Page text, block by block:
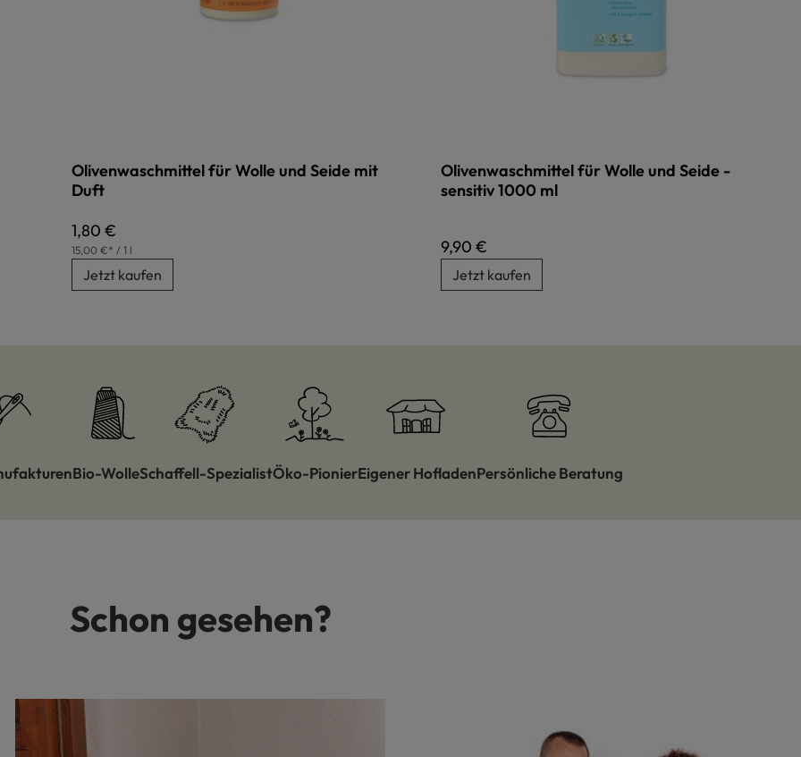
Olivenwaschmittel für Wolle und Seide mit
Duft
Regulärer Preis:
1,80 €
15,00 €* / 1 l
Jetzt kaufen
Olivenwaschmittel für Wolle und Seide -
sensitiv 1000 ml
Regulärer Preis:
9,90 €
Jetzt kaufen
Bio-WolleSchaffell-SpezialistÖko-PionierEigener HofladenPersönliche Beratung
Schon gesehen?